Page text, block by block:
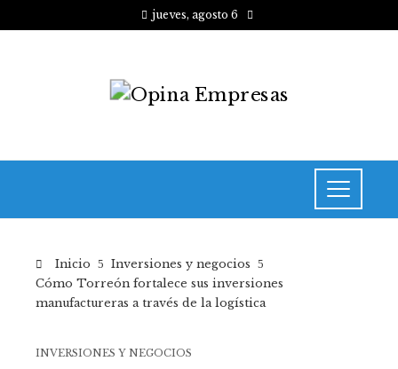
jueves, agosto 6
Inicio
Inversiones y negocios
Cómo Torreón fortalece sus inversiones
manufactureras a través de la logística
INVERSIONES Y NEGOCIOS